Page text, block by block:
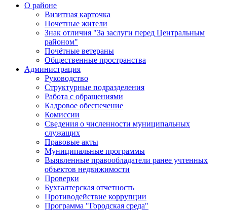
О районе
Визитная карточка
Почетные жители
Знак отличия "За заслуги перед Центральным
районом"
Почётные ветераны
Общественные пространства
Администрация
Руководство
Структурные подразделения
Работа с обращениями
Кадровое обеспечение
Комиссии
Сведения о численности муниципальных
служащих
Правовые акты
Муниципальные программы
Выявленные правообладатели ранее учтенных
объектов недвижимости
Проверки
Бухгалтерская отчетность
Противодействие коррупции
Программа "Городская среда"